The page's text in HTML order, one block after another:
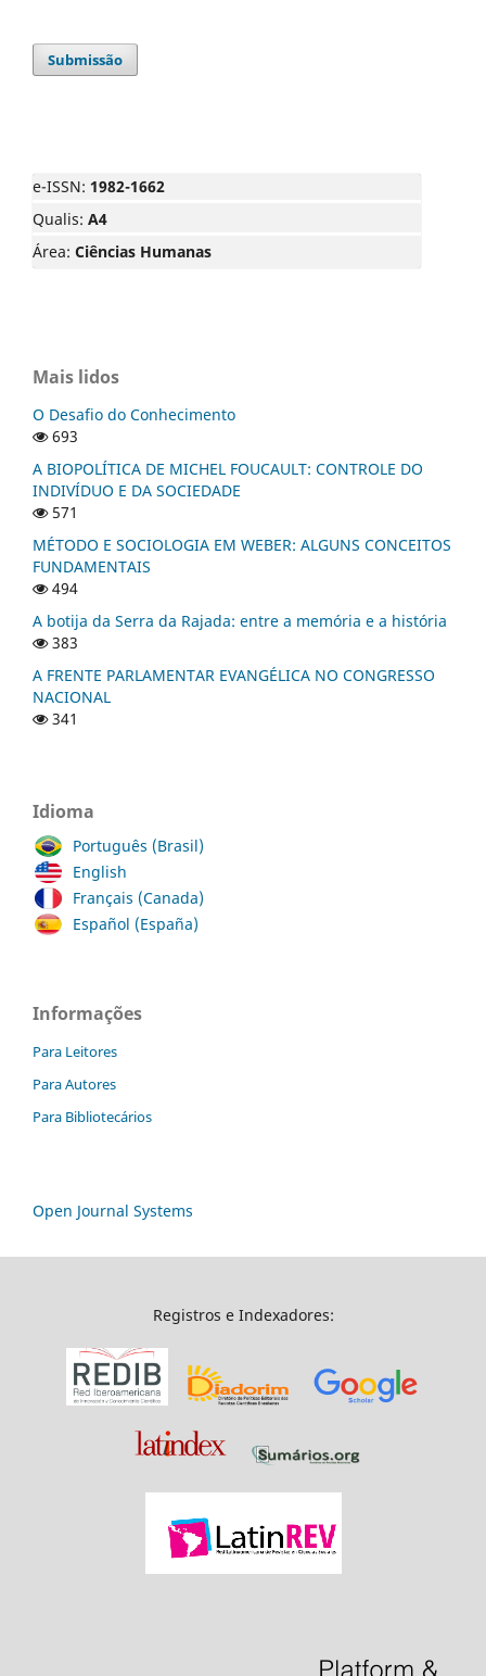
Submissão
e-ISSN: 1982-1662
Qualis: A4
Área: Ciências Humanas
Mais lidos
O Desafio do Conhecimento
693
A BIOPOLÍTICA DE MICHEL FOUCAULT: CONTROLE DO
INDIVÍDUO E DA SOCIEDADE
571
MÉTODO E SOCIOLOGIA EM WEBER: ALGUNS CONCEITOS
FUNDAMENTAIS
494
A botija da Serra da Rajada: entre a memória e a história
383
A FRENTE PARLAMENTAR EVANGÉLICA NO CONGRESSO
NACIONAL
341
Idioma
Português (Brasil)
English
Français (Canada)
Español (España)
Informações
Para Leitores
Para Autores
Para Bibliotecários
Open Journal Systems
Registros e Indexadores: